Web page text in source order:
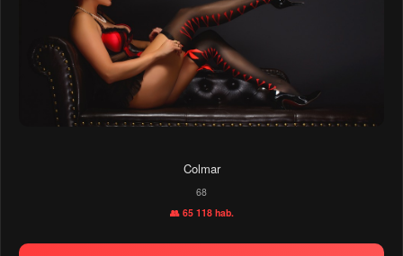
Colmar
68
👥 65 118 hab.